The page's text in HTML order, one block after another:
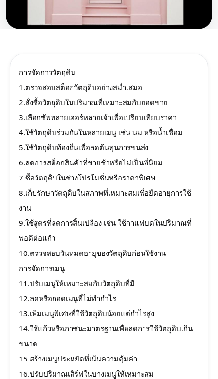
การจัดการวัตถุดิบ
1.ตรวจสอบสต็อกวัตถุดิบอย่างสม่ำเสมอ
2.สั่งซื้อวัตถุดิบในปริมาณที่เหมาะสมกับยอดขาย
3.เลือกซัพพลายเออร์หลายเจ้าเพื่อเปรียบเทียบราคา
4.ใช้วัตถุดิบร่วมกันในหลายเมนู เช่น นม หรือน้ำเชื่อม
5.ใช้วัตถุดิบท้องถิ่นเพื่อลดต้นทุนการขนส่ง
6.ลดการสต็อกสินค้าที่ขายช้าหรือไม่เป็นที่นิยม
7.ซื้อวัตถุดิบในช่วงโปรโมชั่นหรือราคาพิเศษ
8.เก็บรักษาวัตถุดิบในสภาพที่เหมาะสมเพื่อยืดอายุการใช้
งาน
9.ใช้สูตรที่ลดการสิ้นเปลือง เช่น ใช้กาแฟบดในปริมาณที่
พอดีต่อแก้ว
10.ตรวจสอบวันหมดอายุของวัตถุดิบก่อนใช้งาน
การจัดการเมนู
11.ปรับเมนูให้เหมาะสมกับวัตถุดิบที่มี
12.ลดหรือถอดเมนูที่ไม่ทำกำไร
13.เพิ่มเมนูพิเศษที่ใช้วัตถุดิบน้อยแต่กำไรสูง
14.ใช้แก้วหรือภาชนะมาตรฐานเพื่อลดการใช้วัตถุดิบเกิน
ขนาด
15.สร้างเมนูประหยัดที่เน้นความคุ้มค่า
16.ปรับปริมาณเสิร์ฟในบางเมนูให้เหมาะสม